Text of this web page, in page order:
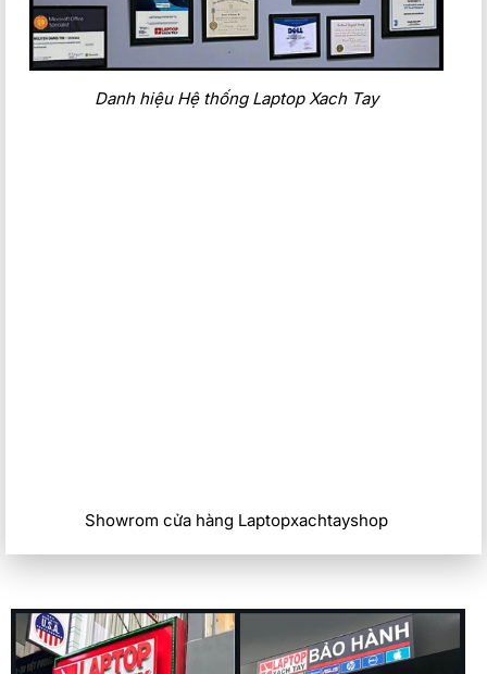
Danh hiệu Hệ thống Laptop Xach Tay
Showrom cửa hàng Laptopxachtayshop